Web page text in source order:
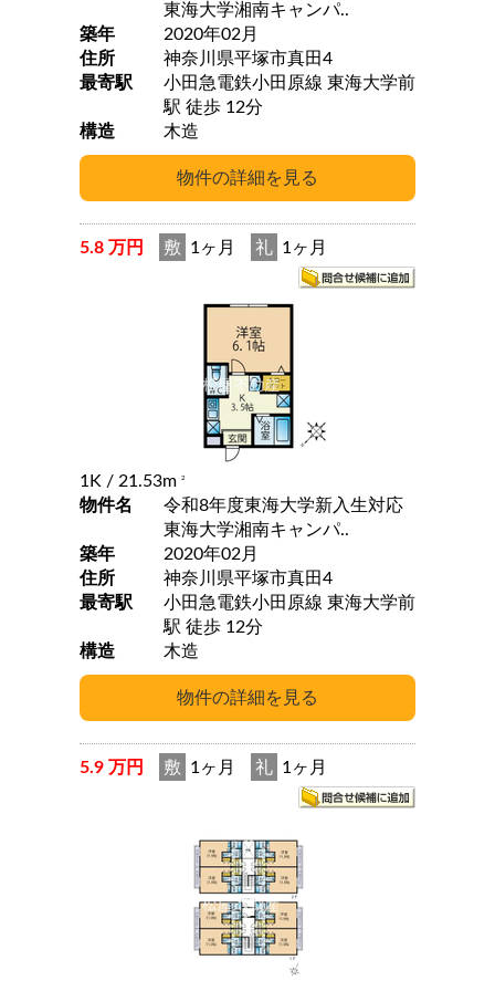
東海大学湘南キャンパ..
築年
2020年02月
住所
神奈川県平塚市真田4
最寄駅
小田急電鉄小田原線 東海大学前
駅 徒歩 12分
構造
木造
5.8 万円 敷 1ヶ月 礼 1ヶ月
1K / 21.53m 2
物件名
令和8年度東海大学新入生対応
東海大学湘南キャンパ..
築年
2020年02月
住所
神奈川県平塚市真田4
最寄駅
小田急電鉄小田原線 東海大学前
駅 徒歩 12分
構造
木造
5.9 万円 敷 1ヶ月 礼 1ヶ月